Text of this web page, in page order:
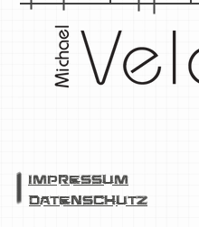
Impressum
Datenschutz